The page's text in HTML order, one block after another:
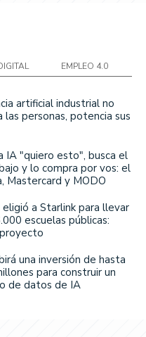
EMPLEO 4.0
artificial industrial no
las personas, potencia sus
IA "quiero esto", busca el
y lo compra por vos: el
Mastercard y MODO
eligió a Starlink para llevar
escuelas públicas:
una inversión de hasta
para construir un
de datos de IA